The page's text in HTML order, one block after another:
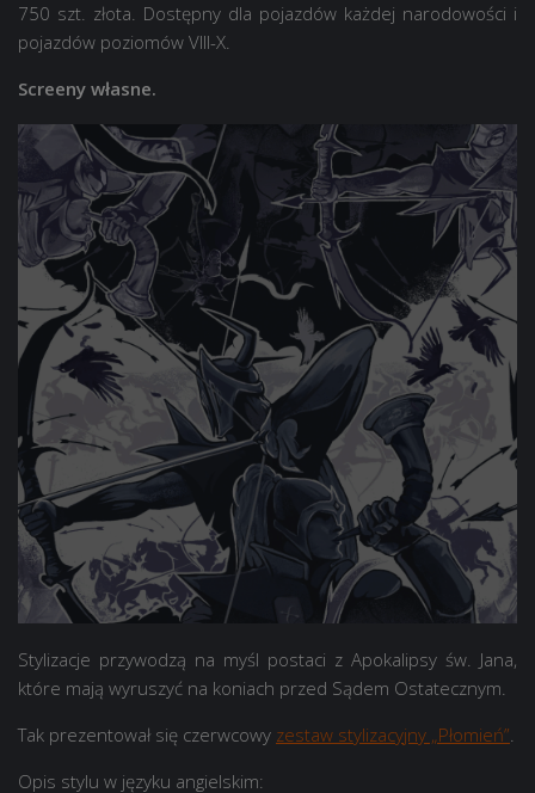
750 szt. złota. Dostępny dla pojazdów każdej narodowości i
pojazdów poziomów VIII-X.
Screeny własne.
Stylizacje przywodzą na myśl postaci z Apokalipsy św. Jana,
które mają wyruszyć na koniach przed Sądem Ostatecznym.
Tak prezentował się czerwcowy zestaw stylizacyjny „Płomień”.
Opis stylu w języku angielskim: